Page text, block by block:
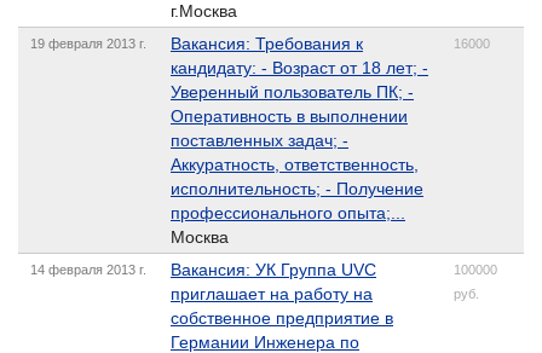
г.Москва
19 февраля 2013 г.
Вакансия: Требования к
кандидату: - Возраст от 18 лет; -
Уверенный пользователь ПК; -
Оперативность в выполнении
поставленных задач; -
Аккуратность, ответственность,
исполнительность; - Получение
профессионального опыта;...
Москва
16000
14 февраля 2013 г.
Вакансия: УК Группа UVC
приглашает на работу на
собственное предприятие в
Германии Инженера по
100000
руб.